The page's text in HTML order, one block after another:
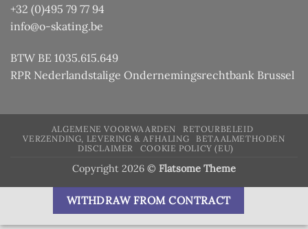
+32 (0)495 79 77 94
info@o-skating.be
BTW BE 1035.615.649
RPR Nederlandstalige Ondernemingsrechtbank Brussel
ALGEMENE VOORWAARDEN
RETOURBELEID
VERZENDING, LEVERING & AFHALING
BETAALMETHODEN
DISCLAIMER
COOKIE POLICY (EU)
Copyright 2026 © Flatsome Theme
WITHDRAW FROM CONTRACT